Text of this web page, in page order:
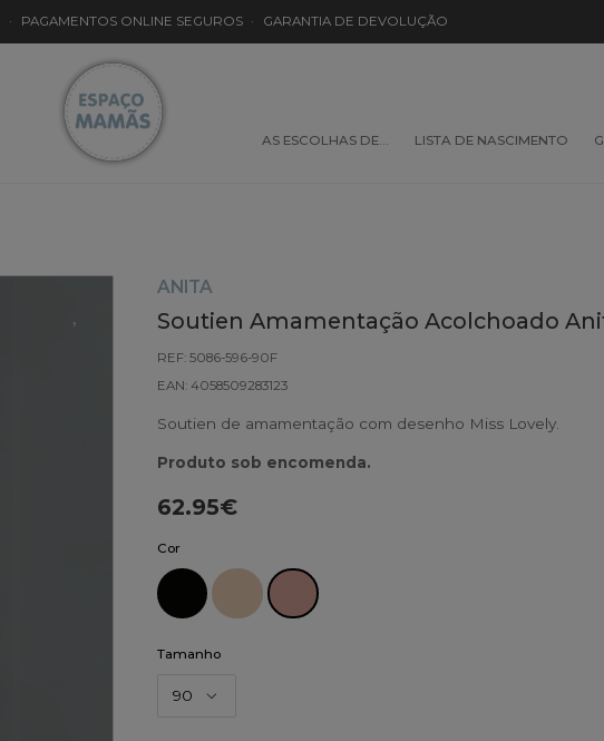
· PAGAMENTOS ONLINE SEGUROS · GARANTIA DE DEVOLUÇÃO
AS ESCOLHAS DE… LISTA DE NASCIMENTO
ANITA
Soutien Amamentação Acolchoado
REF: 5086-596-90F
EAN: 4058509283123
Soutien de amamentação com desenho Miss Lovely.
Produto sob encomenda.
62.95€
Cor
Tamanho
90